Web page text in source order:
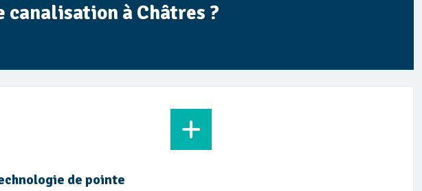
canalisation à Châtres ?
de pointe